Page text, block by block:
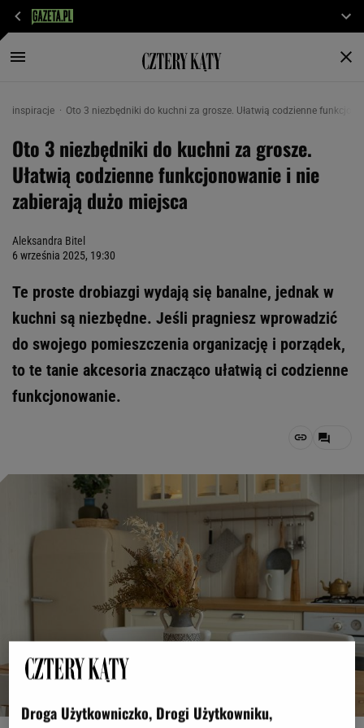
inspiracje Oto 3 niezbędniki do kuchni za grosze. Ułatwią codzienne
Oto 3 niezbędniki do kuchni za grosze.
Ułatwią codzienne funkcjonowanie i nie
zabierają dużo miejsca
Aleksandra Bitel
6 września 2025, 19:30
Te proste drobiazgi wydają się banalne, jednak w
kuchni są niezbędne. Jeśli pragniesz wprowadzić
do swojego pomieszczenia organizację i porządek,
to te tanie akcesoria znacząco ułatwią ci codzienne
funkcjonowanie.
Droga Użytkowniczko, Drogi Użytkowniku,